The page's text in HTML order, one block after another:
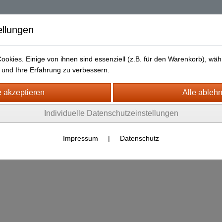
Diablo 2
Liefer- und Versandkosten Widerrufsrecht
(OLD D2) Europe Sc Non Ladd
Gloves
Einige von ihnen sind essenziell (z.B. für den Warenkorb),
Ihre Erfahrung zu verbessern.
Individuelle Datenschutzeinstellungen
Impressum | Datenschutz